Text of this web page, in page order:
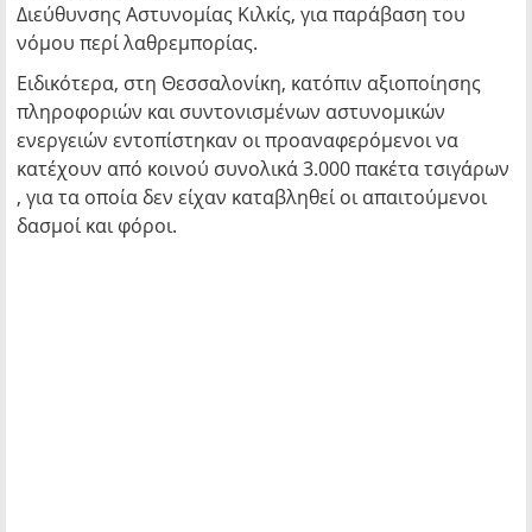
Διεύθυνσης Αστυνομίας Κιλκίς, για παράβαση του
νόμου περί λαθρεμπορίας.
Ειδικότερα, στη Θεσσαλονίκη, κατόπιν αξιοποίησης
πληροφοριών και συντονισμένων αστυνομικών
ενεργειών εντοπίστηκαν οι προαναφερόμενοι να
κατέχουν από κοινού συνολικά 3.000 πακέτα τσιγάρων
, για τα οποία δεν είχαν καταβληθεί οι απαιτούμενοι
δασμοί και φόροι.